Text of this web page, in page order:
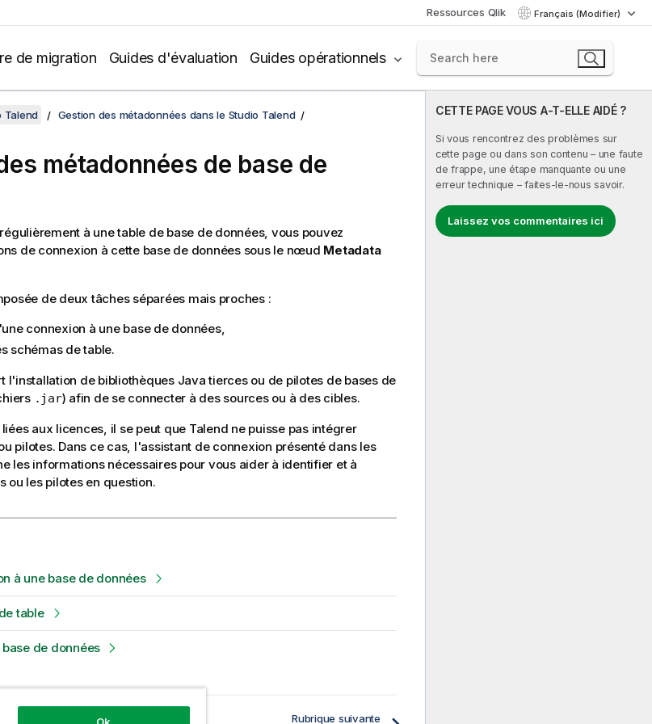
Ressources Qlik Français (Modifier)
de migration Guides d'évaluation Guides opérationnels
CETTE PAGE VOUS A-T-ELLE AIDÉ ?
Si vous rencontrez des problèmes sur
cette page ou dans son contenu – une faute
de frappe, une étape manquante ou une
erreur technique – faites-le-nous savoir.
Laissez vos commentaires ici
Talend Gestion des métadonnées dans le Studio Talend
métadonnées de base de
à une table de base de données, vous pouvez
de connexion à cette base de données sous le nœud Metadata
de deux tâches séparées mais proches :
connexion à une base de données,
schémas de table.
l'installation de bibliothèques Java tierces ou de pilotes de bases de
.jar) afin de se connecter à des sources ou à des cibles.
aux licences, il se peut que Talend ne puisse pas intégrer
pilotes. Dans ce cas, l'assistant de connexion présenté dans les
les informations nécessaires pour vous aider à identifier et à
ou les pilotes en question.
à une base de données
table
de données
Rubrique suivante